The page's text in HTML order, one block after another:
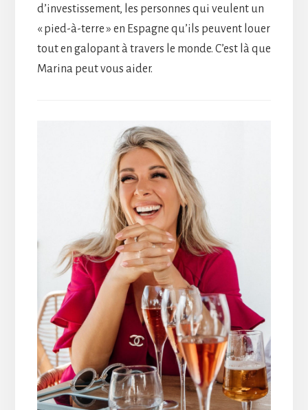
d’investissement, les personnes qui veulent un
« pied-à-terre » en Espagne qu’ils peuvent louer
tout en galopant à travers le monde. C’est là que
Marina peut vous aider.